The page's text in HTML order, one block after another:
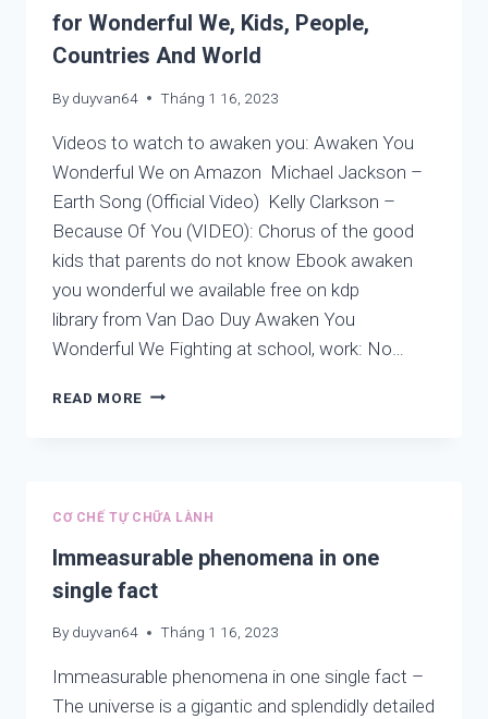
for Wonderful We, Kids, People,
Countries And World
By duyvan64 Tháng 1 16, 2023
Videos to watch to awaken you: Awaken You
Wonderful We on Amazon Michael Jackson –
Earth Song (Official Video) Kelly Clarkson –
Because Of You (VIDEO): Chorus of the good
kids that parents do not know Ebook awaken
you wonderful we available free on kdp
library from Van Dao Duy Awaken You
Wonderful We Fighting at school, work: No…
READ MORE PICTURES
YOU
WONDERFUL
KIDS,
COUNTRIES
AND
WORLD
CƠ CHẾ TỰ CHỮA LÀNH
Immeasurable phenomena in one
single fact
By duyvan64 Tháng 1 16, 2023
Immeasurable phenomena in one single fact –
The universe is a gigantic and splendidly detailed